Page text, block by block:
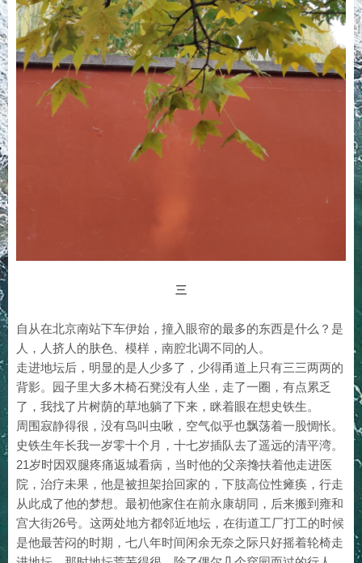
三
自从在北京南站下车伊始，撞入眼帘的最多的东西是什么？是
人，人挤人的肤色、模样，南腔北调不同的人。
走进地坛后，明显的是人少多了，少得甬道上只有三三两两的
背影。园子里大多木椅石凳没有人坐，走了一圈，有点累乏
了，我找了片树荫的草地躺了下来，眯着眼在想史铁生。
周围寂静得很，没有鸟叫虫啾，空气似乎也飘荡着一股惆怅。
史铁生年长我一岁零十个月，十七岁插队去了遥远的清平湾。
21岁时因双腿疼痛返城看病，当时他的父亲搀扶着他走进医
院，治疗未果，他是被担架抬回家的，下肢高位性瘫痪，行走
从此成了他的梦想。最初他家住在前永康胡同，后来搬到雍和
宫大街26号。这两处地方都邻近地坛，在街道工厂打工的时候
是他最苦闷的时期，七八年时间闲余无奈之际只好摇着轮椅走